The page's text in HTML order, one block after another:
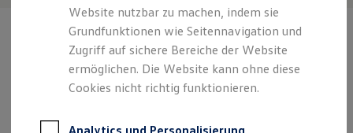
Aktionen & Angebote
E-Auto-Förderung
Für Privatkunden
Für Gewerbekunden
Profi Paket
TopDeal
Zertifizierte Gebrauchtwagen
Verantwortlich für die Inhalte auf dieser Seite ist die Autohaus
Website nutzbar zu machen, indem sie
Grundfunktionen wie Seitennavigation und
Zugriff auf sichere Bereiche der Website
ermöglichen. Die Website kann ohne diese
Cookies nicht richtig funktionieren.